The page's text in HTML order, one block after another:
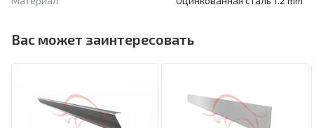
Вас может заинтересовать